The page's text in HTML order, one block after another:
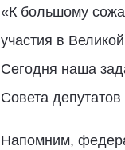
«К большому
участия в
Сегодня наша
Совета
Напомним,